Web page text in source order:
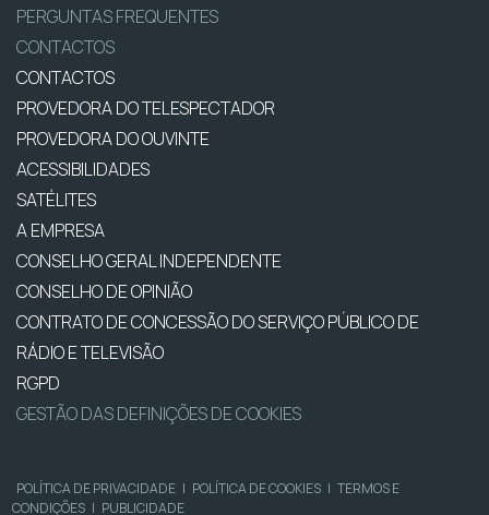
PERGUNTAS FREQUENTES
CONTACTOS
CONTACTOS
PROVEDORA DO TELESPECTADOR
PROVEDORA DO OUVINTE
ACESSIBILIDADES
SATÉLITES
A EMPRESA
CONSELHO GERAL INDEPENDENTE
CONSELHO DE OPINIÃO
CONTRATO DE CONCESSÃO DO SERVIÇO PÚBLICO DE
RÁDIO E TELEVISÃO
RGPD
GESTÃO DAS DEFINIÇÕES DE COOKIES
POLÍTICA DE PRIVACIDADE | POLÍTICA DE COOKIES | TERMOS E
CONDIÇÕES | PUBLICIDADE